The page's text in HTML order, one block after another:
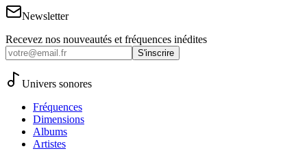
Newsletter
Recevez nos nouveautés et fréquences inédites
S'inscrire
Univers sonores
Fréquences
Dimensions
Albums
Artistes